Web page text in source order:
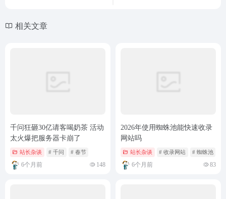
相关文章
千问狂砸30亿请客喝奶茶 活动
太火爆把服务器卡崩了
站长杂谈 # 千问 # 春节
6个月前 148
2026年使用蜘蛛池能快速收录
网站吗
站长杂谈 # 收录网站 # 蜘蛛池
6个月前 83